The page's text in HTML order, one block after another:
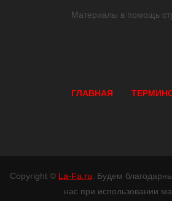
Материалы в помощь
ГЛАВНАЯ
Copyright © La-Fa.ru . Будем
нас при использовании